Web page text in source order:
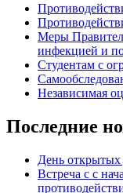
Меры
инфекцией и
Студентам с
Независимая
Последние
День открытых
Встреча с с